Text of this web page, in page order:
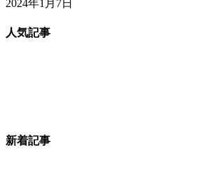
2024年1月7日
人気記事
新着記事